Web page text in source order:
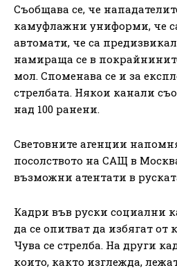
Съобщава се, че
камуфлажни униформи, че
автомати, че са
намираща се в
мол. Споменава се и за
стрелбата. Някои канали
над 100 ранени.
Световните агенции
посолството на САЩ в
възможни атентати в
Кадри във руски социални
да се опитват да избягат от
Чува се стрелба. На други
които, както изглежда,